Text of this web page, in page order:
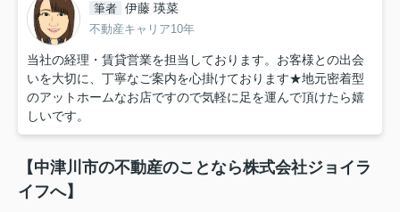
筆者 伊藤 瑛菜
不動産キャリア10年
当社の経理・賃貸営業を担当しております。お客様との出会
いを大切に、丁寧なご案内を心掛けております★地元密着型
のアットホームなお店ですので気軽に足を運んで頂けたら嬉
しいです。
【中津川市の不動産のことなら株式会社ジョイラ
イフへ】